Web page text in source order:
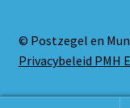
© Postzegel en
Privacybeleid PMH